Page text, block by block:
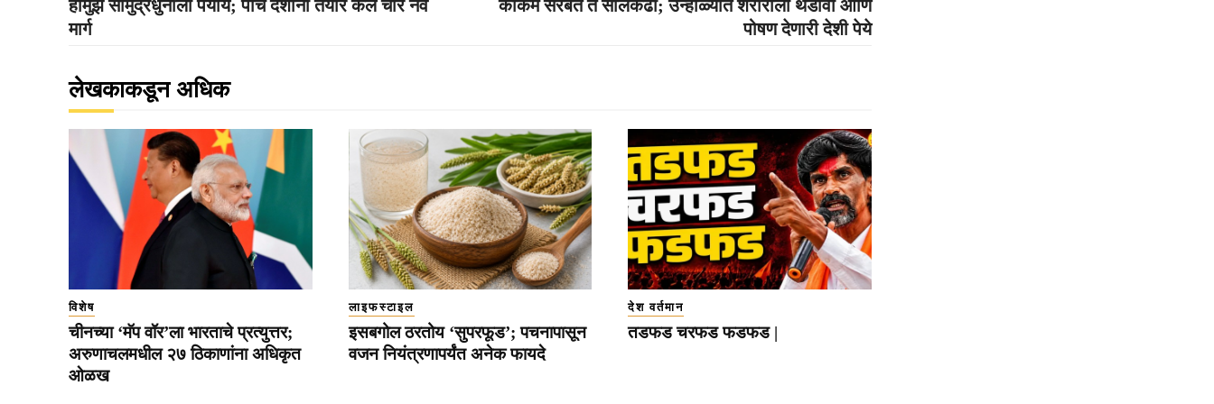
हॉर्मुझ सामुद्रधुनीला पर्याय; पाच देशांनी तयार केले चार नवे
मार्ग
कोकम सरबत ते सोलकढी; उन्हाळ्यात शरीराला थंडावा आणि
पोषण देणारी देशी पेये
लेखकाकडून अधिक
विशेष
चीनच्या ‘मॅप वॉर’ला भारताचे प्रत्युत्तर;
अरुणाचलमधील २७ ठिकाणांना अधिकृत
ओळख
लाइफस्टाइल
इसबगोल ठरतोय ‘सुपरफूड’; पचनापासून
वजन नियंत्रणापर्यंत अनेक फायदे
देश वर्तमान
तडफड चरफड फडफड |